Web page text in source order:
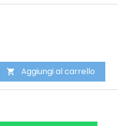
 Aggiungi al carrello